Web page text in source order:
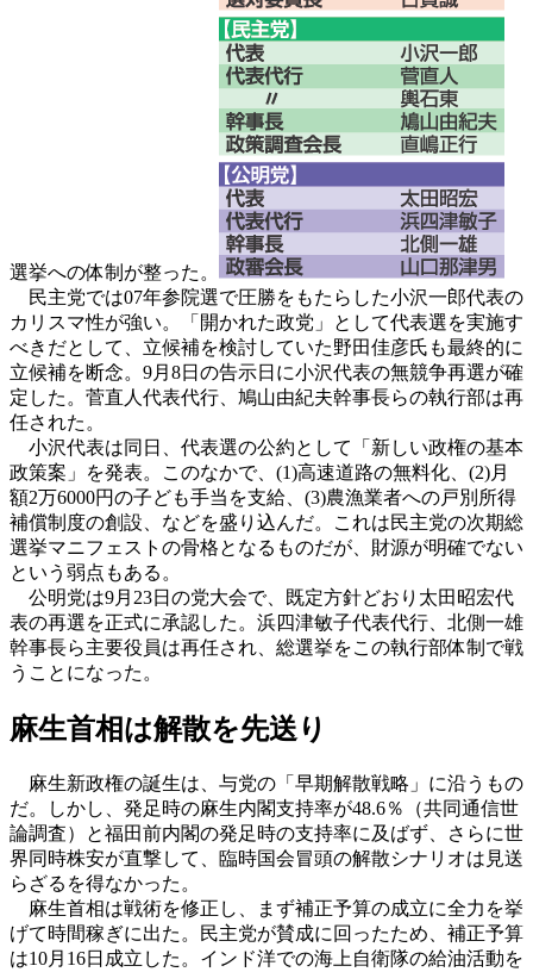
選挙への体制が整った。
民主党では07年参院選で圧勝をもたらした小沢一郎代表の
カリスマ性が強い。「開かれた政党」として代表選を実施す
べきだとして、立候補を検討していた野田佳彦氏も最終的に
立候補を断念。9月8日の告示日に小沢代表の無競争再選が確
定した。菅直人代表代行、鳩山由紀夫幹事長らの執行部は再
任された。
小沢代表は同日、代表選の公約として「新しい政権の基本
政策案」を発表。このなかで、(1)高速道路の無料化、(2)月
額2万6000円の子ども手当を支給、(3)農漁業者への戸別所得
補償制度の創設、などを盛り込んだ。これは民主党の次期総
選挙マニフェストの骨格となるものだが、財源が明確でない
という弱点もある。
公明党は9月23日の党大会で、既定方針どおり太田昭宏代
表の再選を正式に承認した。浜四津敏子代表代行、北側一雄
幹事長ら主要役員は再任され、総選挙をこの執行部体制で戦
うことになった。
麻生首相は解散を先送り
麻生新政権の誕生は、与党の「早期解散戦略」に沿うもの
だ。しかし、発足時の麻生内閣支持率が48.6％（共同通信世
論調査）と福田前内閣の発足時の支持率に及ばず、さらに世
界同時株安が直撃して、臨時国会冒頭の解散シナリオは見送
らざるを得なかった。
麻生首相は戦術を修正し、まず補正予算の成立に全力を挙
げて時間稼ぎに出た。民主党が賛成に回ったため、補正予算
は10月16日成立した。インド洋での海上自衛隊の給油活動を